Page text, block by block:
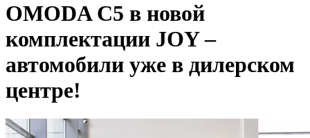
OMODA C5 в новой
комплектации JOY –
автомобили уже в дилерском
центре!